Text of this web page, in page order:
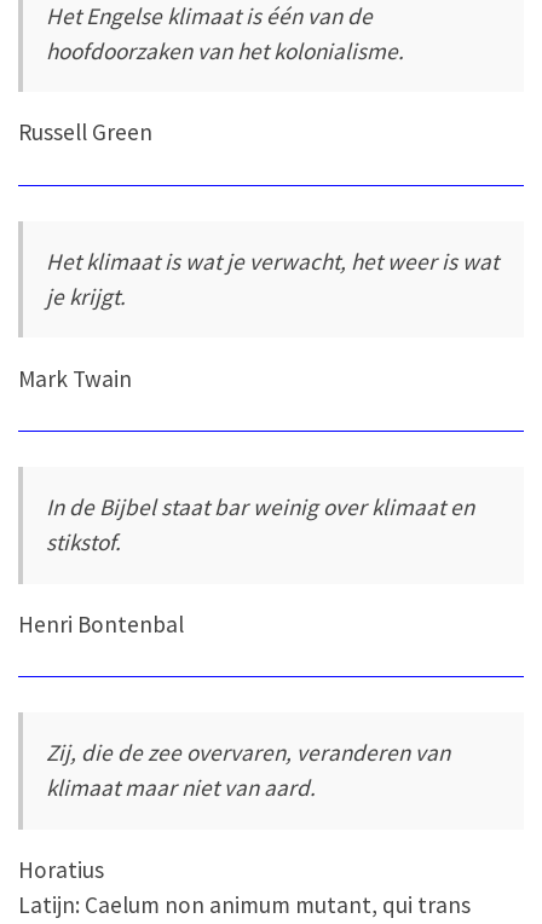
Het Engelse klimaat is één van de
hoofdoorzaken van het kolonialisme.
Russell Green
Het klimaat is wat je verwacht, het weer is wat
je krijgt.
Mark Twain
In de Bijbel staat bar weinig over klimaat en
stikstof.
Henri Bontenbal
Zij, die de zee overvaren, veranderen van
klimaat maar niet van aard.
Horatius
Latijn: Caelum non animum mutant, qui trans